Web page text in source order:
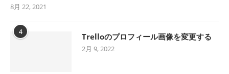
8月 22, 2021
4 Trelloのプロフィール画像を変更する
2月 9, 2022